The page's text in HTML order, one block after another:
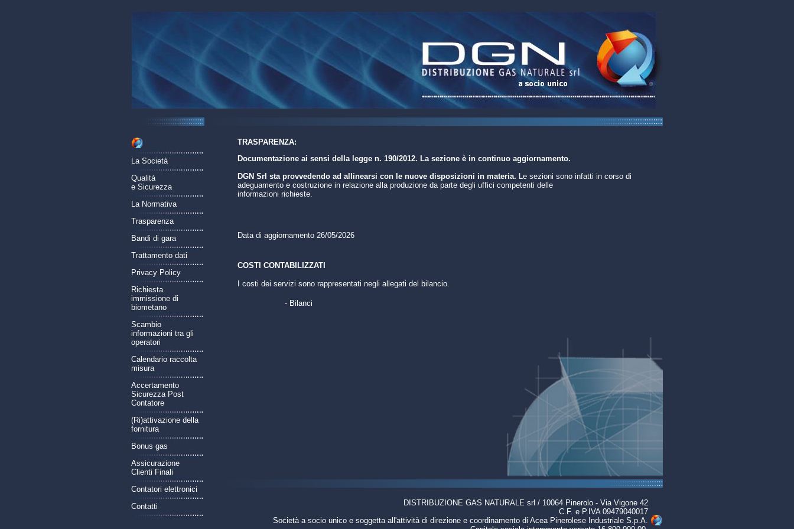
La Società
Qualità
e Sicurezza
La Normativa
Trasparenza
Bandi di gara
Trattamento dati
Privacy Policy
Richiesta
immissione di
biometano
Scambio
informazioni tra gli
operatori
Calendario raccolta
misura
Accertamento
Sicurezza Post
Contatore
(Ri)attivazione della
fornitura
Bonus gas
Assicurazione
Clienti Finali
Contatori elettronici
Contatti
TRASPARENZA:
Documentazione ai sensi della legge n. 190/2012. La sezione è in continuo aggiornamento.
DGN Srl sta provvedendo ad allinearsi con le nuove disposizioni in materia. Le sezioni sono infatti in corso di
adeguamento e costruzione in relazione alla produzione da parte degli uffici competenti delle
informazioni richieste.
Data di aggiornamento 26/05/2026
COSTI CONTABILIZZATI
I costi dei servizi sono rappresentati negli allegati del bilancio.
- Bilanci
DISTRIBUZIONE GAS NATURALE srl / 10064 Pinerolo - Via Vigone 42
C.F. e P.IVA 09479040017
Società a socio unico e soggetta all'attività di direzione e coordinamento di Acea Pinerolese Industriale S.p.A.